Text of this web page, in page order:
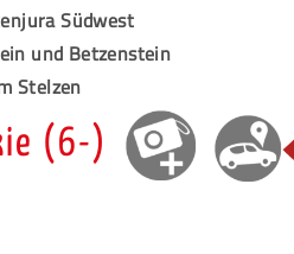
Südwest
und Betzenstein
Stelzen
(6-)